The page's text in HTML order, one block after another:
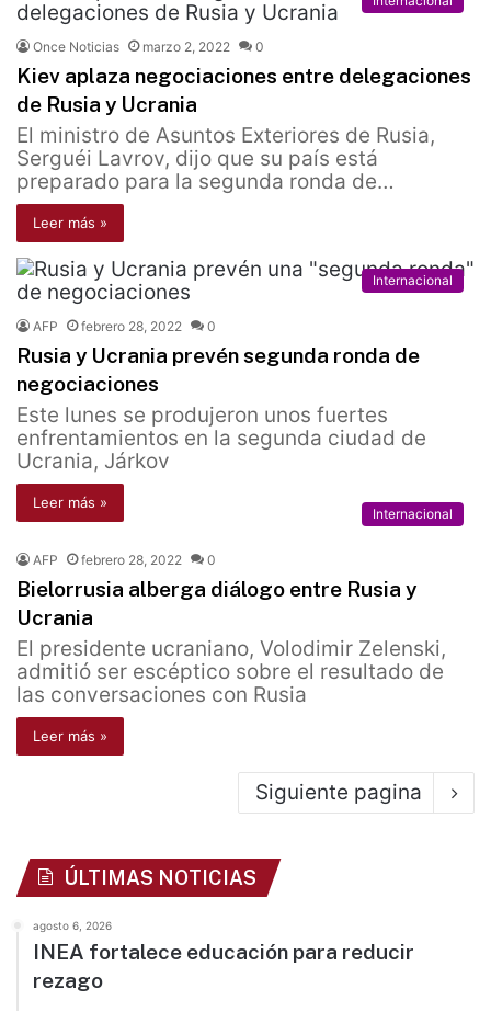
Once Noticias marzo 2, 2022 0
Kiev aplaza negociaciones entre delegaciones
de Rusia y Ucrania
El ministro de Asuntos Exteriores de Rusia,
Serguéi Lavrov, dijo que su país está
preparado para la segunda ronda de…
Leer más »
Internacional
AFP febrero 28, 2022 0
Rusia y Ucrania prevén segunda ronda de
negociaciones
Este lunes se produjeron unos fuertes
enfrentamientos en la segunda ciudad de
Ucrania, Járkov
Leer más »
Internacional
AFP febrero 28, 2022 0
Bielorrusia alberga diálogo entre Rusia y
Ucrania
El presidente ucraniano, Volodimir Zelenski,
admitió ser escéptico sobre el resultado de
las conversaciones con Rusia
Leer más »
Siguiente pagina
ÚLTIMAS NOTICIAS
agosto 6, 2026
INEA fortalece educación para reducir
rezago